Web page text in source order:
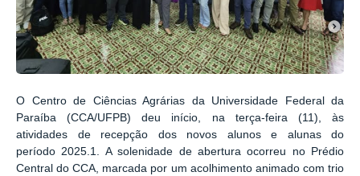
O Centro de Ciências Agrárias da Universidade Federal da
Paraíba (CCA/UFPB) deu início, na terça-feira (11), às
atividades de recepção dos novos alunos e alunas do
período2025.1. A solenidade de abertura ocorreu no Prédio
Central do CCA, marcada por um acolhimento animado comtrio